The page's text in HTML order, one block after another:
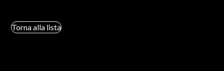
Torna alla lista